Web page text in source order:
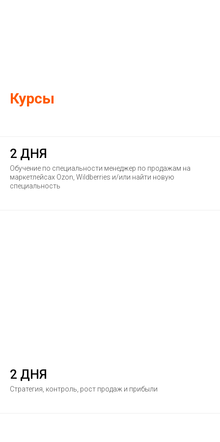
Курсы
2 ДНЯ
Обучение по специальности менеджер по продажам на
маркетлейсах Ozon, Wildberries и/или найти новую
специальность
2 ДНЯ
Стратегия, контроль, рост продаж и прибыли